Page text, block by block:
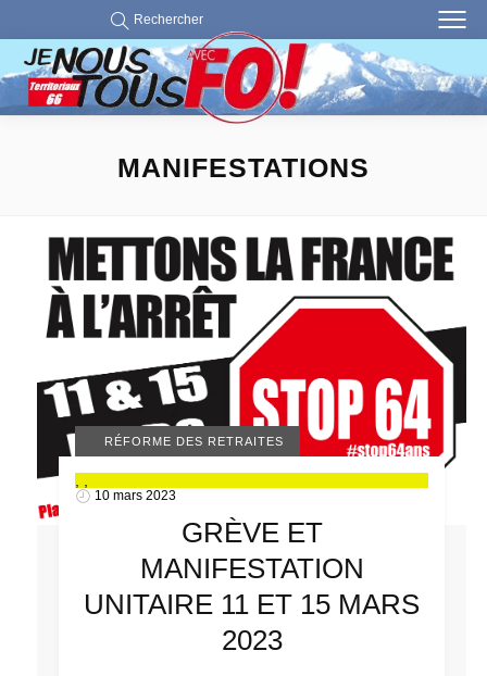
Rechercher
MANIFESTATIONS
ACTUALITÉS 66
,
MANIFESTATIONS
,
RÉFORME DES RETRAITES
10 mars 2023
GRÈVE ET
MANIFESTATION
UNITAIRE 11 ET 15 MARS
2023